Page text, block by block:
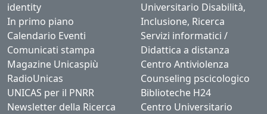
identity
In primo piano
Calendario Eventi
Comunicati stampa
Magazine Unicaspiù
RadioUnicas
UNICAS per il PNRR
Newsletter della Ricerca
Universitario Disabilità,
Inclusione, Ricerca
Servizi informatici /
Didattica a distanza
Centro Antiviolenza
Counseling pscicologico
Biblioteche H24
Centro Universitario